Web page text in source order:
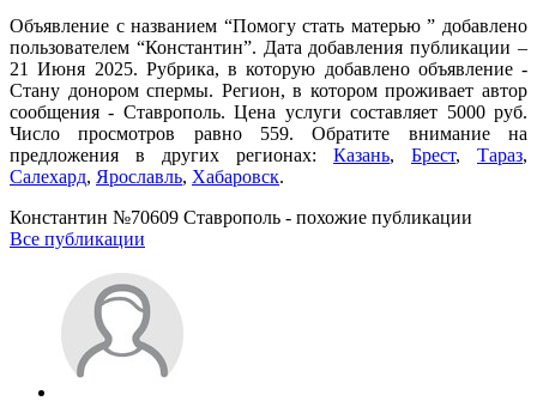
Объявление с названием “Помогу стать матерью ” добавлено
пользователем “Константин”. Дата добавления публикации –
21 Июня 2025. Рубрика, в которую добавлено объявление -
Стану донором спермы. Регион, в котором проживает автор
сообщения - Ставрополь. Цена услуги составляет 5000 руб.
Число просмотров равно 559. Обратите внимание на
предложения в других регионах: Казань, Брест, Тараз,
Салехард, Ярославль, Хабаровск.
Константин №70609 Ставрополь - похожие публикации
Все публикации